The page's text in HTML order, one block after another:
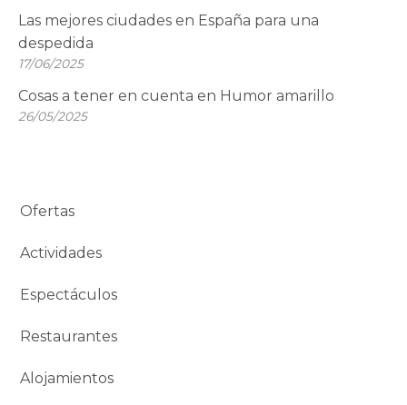
Las mejores ciudades en España para una
despedida
17/06/2025
Cosas a tener en cuenta en Humor amarillo
26/05/2025
Ofertas
Actividades
Espectáculos
Restaurantes
Alojamientos